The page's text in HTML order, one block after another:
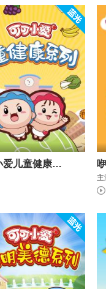
可可小爱儿童健康系列
主